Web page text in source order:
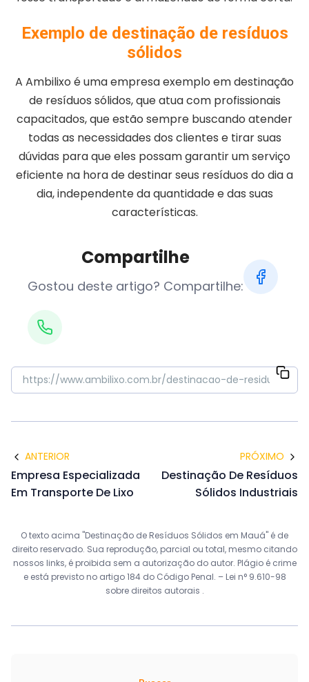
Exemplo de destinação de resíduos
sólidos
A Ambilixo é uma empresa exemplo em destinação
de resíduos sólidos, que atua com profissionais
capacitados, que estão sempre buscando atender
todas as necessidades dos clientes e tirar suas
dúvidas para que eles possam garantir um serviço
eficiente na hora de destinar seus resíduos do dia a
dia, independente da quantidade e das suas
características.
Compartilhe
Gostou deste artigo? Compartilhe:
ANTERIOR
Empresa Especializada
Em Transporte De Lixo
PRÓXIMO
Destinação De Resíduos
Sólidos Industriais
O texto acima "Destinação de Resíduos Sólidos em Mauá" é de
direito reservado. Sua reprodução, parcial ou total, mesmo citando
nossos links, é proibida sem a autorização do autor. Plágio é crime
e está previsto no artigo 184 do Código Penal. – Lei n° 9.610-98
sobre direitos autorais .